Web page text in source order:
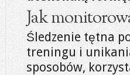
Jak
Śledzenie tętna
treningu i
sposobów,